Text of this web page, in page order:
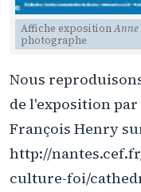
Affiche expositionAnne
photographe
Nous
de l'exposition par
François Henry
http://
culture-foi/